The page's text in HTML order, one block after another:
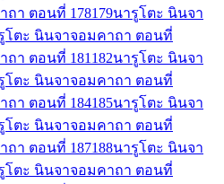
ถา ตอนที่ 178179นารูโตะ นินจา
โตะ นินจาจอมคาถา ตอนที่
ถา ตอนที่ 181 182นารูโตะ นินจา
โตะ นินจาจอมคาถา ตอนที่
ถา ตอนที่ 184185นารูโตะ นินจา
โตะ นินจาจอมคาถา ตอนที่
ถา ตอนที่ 187188นารูโตะ นินจา
โตะ นินจาจอมคาถา ตอนที่